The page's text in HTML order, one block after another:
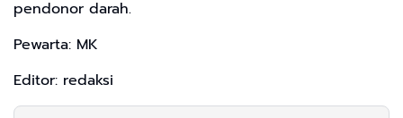
pendonor darah.
Pewarta: MK
Editor: redaksi